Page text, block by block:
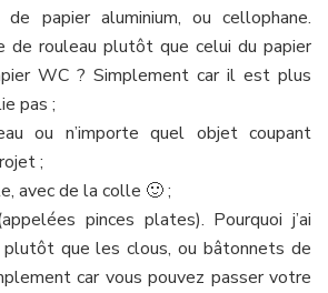
papier aluminium, ou cellophane.
de rouleau plutôt que celui du papier
WC ? Simplement car il est plus
pas ;
ou n’importe quel objet coupant
;
avec de la colle 🙂 ;
pinces plates). Pourquoi j’ai
plutôt que les clous, ou bâtonnets de
car vous pouvez passer votre